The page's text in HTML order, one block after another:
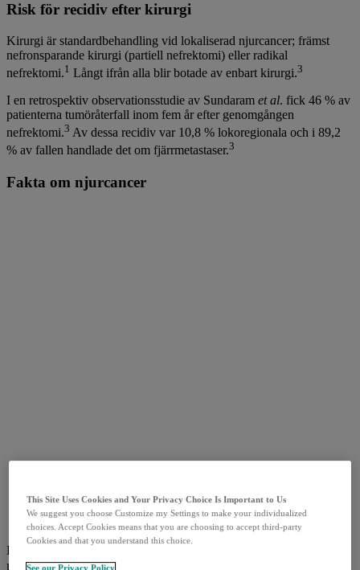
Risk för recidiv efter kirurgi
Kirurgi är standardbehandling vid lokaliserad njurcancer; främst
nefronsparande kirurgi (partiell nefrektomi) eller radikal
nefrektomi.1 Långt ifrån alla blir botade av enbart kirurgi.3
I en retrospektiv observationsstudie av Sundaram et al. fick 46 % av
patienterna tumöråterfall inom fem år efter genomgången
nefrektomi.3 Av dessa recidiv var 10,8 % lokoregionala och i 89,2
% av fallen handlade det om fjärrmetastaser.3
Fakta om njurcancer
Det är vanligt att njurcancerpatienter behandlade i tidigt stadium
This Site Uses Cookies and Your Privacy Choice Is Important to Us
We suggest you choose Customize my Settings to make your individualized
choices. Accept Cookies means that you are choosing to accept third-party
Cookies and that you understand this choice.
See our Privacy Policy